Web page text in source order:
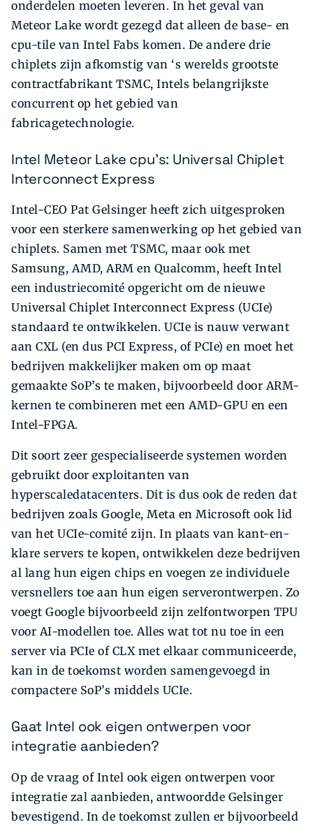
onderdelen moeten leveren. In het geval van
Meteor Lake wordt gezegd dat alleen de base- en
cpu-tile van Intel Fabs komen. De andere drie
chiplets zijn afkomstig van ‘s werelds grootste
contractfabrikant TSMC, Intels belangrijkste
concurrent op het gebied van
fabricagetechnologie.
Intel Meteor Lake cpu's: Universal Chiplet
Interconnect Express
Intel-CEO Pat Gelsinger heeft zich uitgesproken
voor een sterkere samenwerking op het gebied van
chiplets. Samen met TSMC, maar ook met
Samsung, AMD, ARM en Qualcomm, heeft Intel
een industriecomité opgericht om de nieuwe
Universal Chiplet Interconnect Express (UCIe)
standaard te ontwikkelen. UCIe is nauw verwant
aan CXL (en dus PCI Express, of PCIe) en moet het
bedrijven makkelijker maken om op maat
gemaakte SoP’s te maken, bijvoorbeeld door ARM-
kernen te combineren met een AMD-GPU en een
Intel-FPGA.
Dit soort zeer gespecialiseerde systemen worden
gebruikt door exploitanten van
hyperscaledatacenters. Dit is dus ook de reden dat
bedrijven zoals Google, Meta en Microsoft ook lid
van het UCIe-comité zijn. In plaats van kant-en-
klare servers te kopen, ontwikkelen deze bedrijven
al lang hun eigen chips en voegen ze individuele
versnellers toe aan hun eigen serverontwerpen. Zo
voegt Google bijvoorbeeld zijn zelfontworpen TPU
voor AI-modellen toe. Alles wat tot nu toe in een
server via PCIe of CLX met elkaar communiceerde,
kan in de toekomst worden samengevoegd in
compactere SoP’s middels UCIe.
Gaat Intel ook eigen ontwerpen voor
integratie aanbieden?
Op de vraag of Intel ook eigen ontwerpen voor
integratie zal aanbieden, antwoordde Gelsinger
bevestigend. In de toekomst zullen er bijvoorbeeld